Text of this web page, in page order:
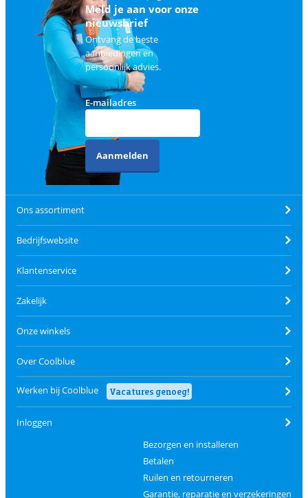
Meld je aan voor onze
nieuwsbrief
Ontvang de beste
aanbiedingen en
persoonlijk advies.
E-mailadres
Aanmelden
Ons assortiment
Bedrijfswebsite
Klantenservice
Zakelijk
Onze winkels
Over Coolblue
Werken bij Coolblue Vacatures genoeg!
Inloggen
Bezorgen en installeren
Betalen
Ruilen en retourneren
Garantie, reparatie en verzekeringen